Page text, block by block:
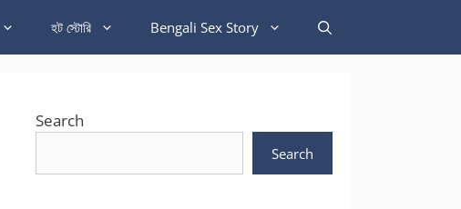
হট স্টোরি Bengali Sex Story
Search
Search